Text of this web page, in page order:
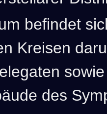
befindet
Kreisen
des